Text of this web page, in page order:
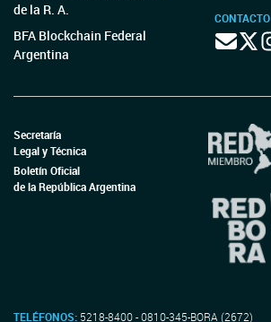
de la R. A.
BFA Blockchain Federal
Argentina
CONTACTO
Secretaría
Legal y Técnica
Boletín Oficial
de la República Argentina
TELÉFONOS: 5218-8400 - 0810-345-BORA (2672)